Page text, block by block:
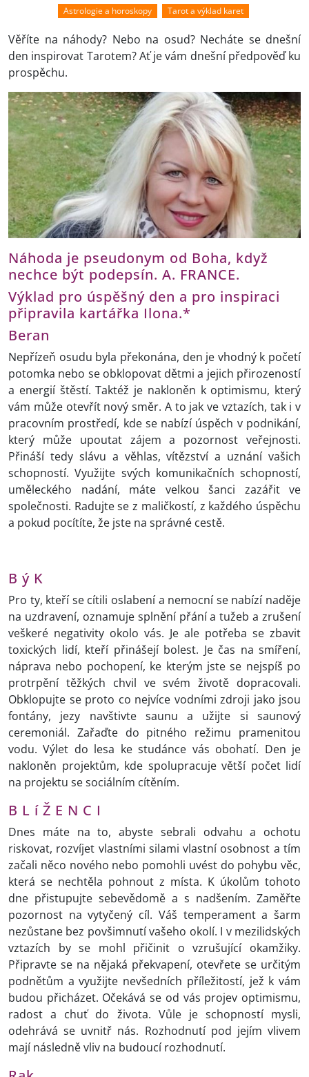
Astrologie a horoskopy Tarot a výklad karet
Věříte na náhody? Nebo na osud? Necháte se dnešní
den inspirovat Tarotem? Ať je vám dnešní předpověď ku
prospěchu.
Náhoda je pseudonym od Boha, když
nechce být podepsín. A. FRANCE.
Výklad pro úspěšný den a pro inspiraci
připravila kartářka Ilona.*
Beran
Nepřízeň osudu byla překonána, den je vhodný k početí
potomka nebo se obklopovat dětmi a jejich přirozeností
a energií štěstí. Taktéž je nakloněn k optimismu, který
vám může otevřít nový směr. A to jak ve vztazích, tak i v
pracovním prostředí, kde se nabízí úspěch v podnikání,
který může upoutat zájem a pozornost veřejnosti.
Přináší tedy slávu a věhlas, vítězství a uznání vašich
schopností. Využijte svých komunikačních schopností,
uměleckého nadání, máte velkou šanci zazářit ve
společnosti. Radujte se z maličkostí, z každého úspěchu
a pokud pocítíte, že jste na správné cestě.
B ý K
Pro ty, kteří se cítili oslabení a nemocní se nabízí naděje
na uzdravení, oznamuje splnění přání a tužeb a zrušení
veškeré negativity okolo vás. Je ale potřeba se zbavit
toxických lidí, kteří přinášejí bolest. Je čas na smíření,
náprava nebo pochopení, ke kterým jste se nejspíš po
protrpění těžkých chvil ve svém životě dopracovali.
Obklopujte se proto co nejvíce vodními zdroji jako jsou
fontány, jezy navštivte saunu a užijte si saunový
ceremoniál. Zařaďte do pitného režimu pramenitou
vodu. Výlet do lesa ke studánce vás obohatí. Den je
nakloněn projektům, kde spolupracuje větší počet lidí
na projektu se sociálním cítěním.
B L í Ž E N C I
Dnes máte na to, abyste sebrali odvahu a ochotu
riskovat, rozvíjet vlastními silami vlastní osobnost a tím
začali něco nového nebo pomohli uvést do pohybu věc,
která se nechtěla pohnout z místa. K úkolům tohoto
dne přistupujte sebevědomě a s nadšením. Zaměřte
pozornost na vytyčený cíl. Váš temperament a šarm
nezůstane bez povšimnutí vašeho okolí. I v mezilidských
vztazích by se mohl přičinit o vzrušující okamžiky.
Připravte se na nějaká překvapení, otevřete se určitým
podnětům a využijte nevšedních příležitostí, jež k vám
budou přicházet. Očekává se od vás projev optimismu,
radost a chuť do života. Vůle je schopností mysli,
odehrává se uvnitř nás. Rozhodnutí pod jejím vlivem
mají následně vliv na budoucí rozhodnutí.